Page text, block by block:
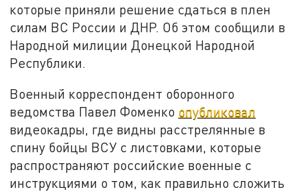
которые приняли решение сдаться в плен
силам ВС России и ДНР. Об этом сообщили в
Народной милиции Донецкой Народной
Республики.
Военный корреспондент оборонного
ведомства Павел Фоменко опубликовал
видеокадры, где видны расстрелянные в
спину бойцы ВСУ с листовками, которые
распространяют российские военные с
инструкциями о том, как правильно сложить